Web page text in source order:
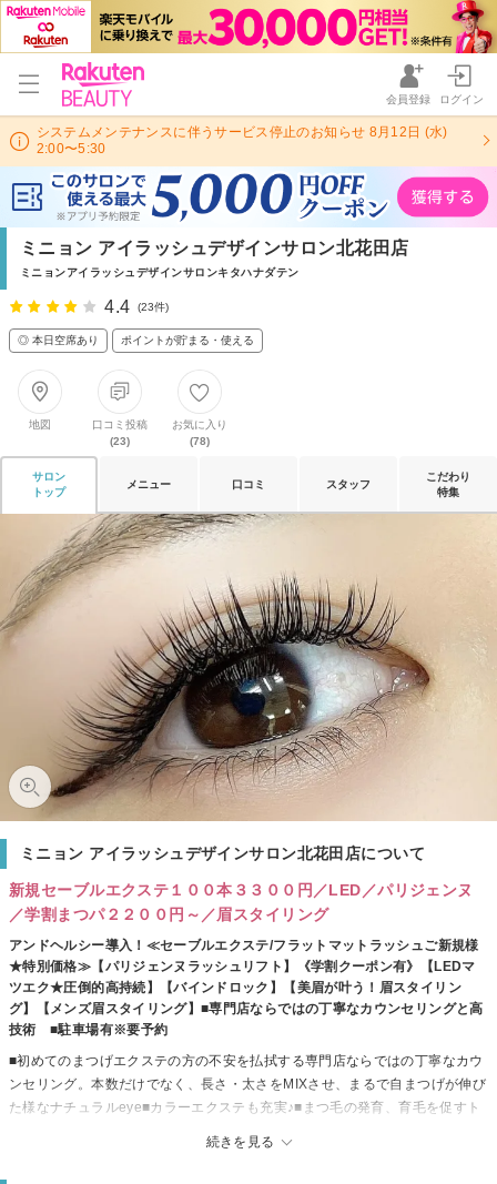
会員登録 ログイン
システムメンテナンスに伴うサービス停止のお知らせ 8月12日 (水)
2:00〜5:30
ミニョン アイラッシュデザインサロン北花田店
ミニョンアイラッシュデザインサロンキタハナダテン
4.4 (23件)
◎ 本日空席あり ポイントが貯まる・使える
地図
口コミ投稿
(23)
お気に入り
(78)
サロン
トップ
メニュー 口コミ スタッフ
こだわり
特集
ミニョン アイラッシュデザインサロン北花田店について
新規セーブルエクステ１００本３３００円／LED／パリジェンヌ
／学割まつパ２２００円～／眉スタイリング
アンドヘルシー導入！≪セーブルエクステ/フラットマットラッシュご新規様
★特別価格≫【パリジェンヌラッシュリフト】《学割クーポン有》【LEDマ
ツエク★圧倒的高持続】【バインドロック】【美眉が叶う！眉スタイリン
グ】【メンズ眉スタイリング】■専門店ならではの丁寧なカウンセリングと高
技術 ■駐車場有※要予約
続きを見る
■初めてのまつげエクステの方の不安を払拭する専門店ならではの丁寧なカウ
ンセリング。本数だけでなく、長さ・太さをMIXさせ、まるで自まつげが伸び
た様なナチュラルeye■カラーエクステも充実♪■まつ毛の発育、育毛を促すト